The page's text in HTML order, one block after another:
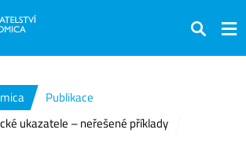
Hledat
Publikace
ukazatele – neřešené příklady